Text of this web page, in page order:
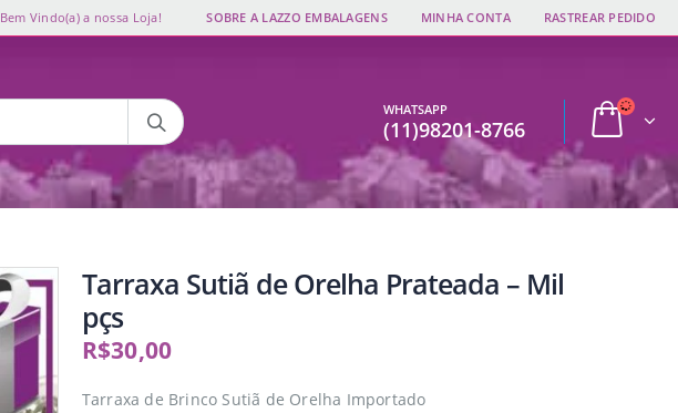
Bem Vindo(a) a nossa Loja! SOBRE A LAZZO EMBALAGENS MINHA CONTA RASTREAR PEDIDO
WHATSAPP
(11)98201-8766
Tarraxa Sutiã de Orelha Prateada – Mil
pçs
R$30,00
Tarraxa de Brinco Sutiã de Orelha Importado